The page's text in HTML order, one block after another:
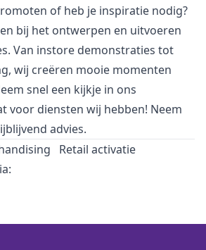
of heb je inspiratie nodig?
bij het ontwerpen en uitvoeren
Van instore demonstraties tot
wij creëren mooie momenten
snel een kijkje in ons
voor diensten wij hebben! Neem
advies.
Retail activatie